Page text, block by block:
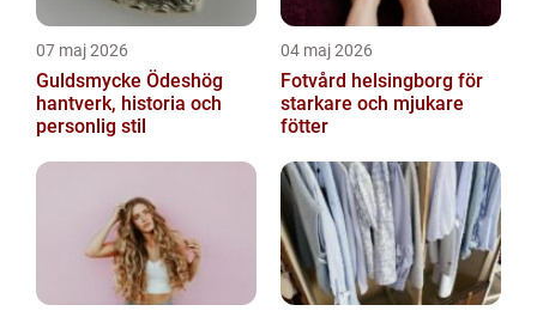
07 maj 2026
Guldsmycke Ödeshög
hantverk, historia och
personlig stil
04 maj 2026
Fotvård helsingborg för
starkare och mjukare
fötter